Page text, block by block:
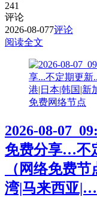
241
评论
2026-08-077评论
阅读全文
免费网络节点
2026-08-
免费分享…不
（网络免费
湾|马来西亚|…